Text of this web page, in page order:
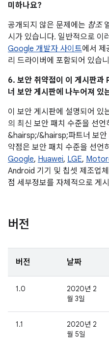
미하나요?
공개되지 않은 문제에는 참조
시가 있습니다. 일반적으로 이
Google 개발자 사이트에서 제
리 드라이버에 포함되어 있습
6. 보안 취약점이 이 게시판
너 보안 게시판에 나누어져 있
이 보안 게시판에 설명되어 있
의 최신 보안 패치 수준을 선언
&hairsp;/&hairsp;파트너 보안
약점은 보안 패치 수준을 선언
Google, Huawei, LGE,
Android 기기 및 칩셋 제조업
점 세부정보를 자체적으로 게
버전
버전 날짜
1.0
2020년 2
월 3일
1.1
2020년 2
월 5일